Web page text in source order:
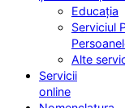
Educația
Serviciul
Alte
Servicii
online